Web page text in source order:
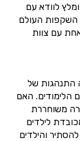
לוודא עם
השקפות העולם
עם צוות
התנהגות של
הלימודים. האם
משוחררת
לילדים
והילדים